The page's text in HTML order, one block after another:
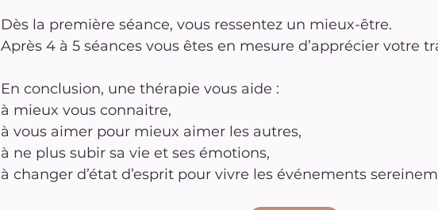
Dès la première séance, vous ressentez un mieux-être.
Après 4 à 5 séances vous êtes en mesure d’apprécier votre
En conclusion, une thérapie vous aide :
à mieux vous connaitre,
à vous aimer pour mieux aimer les autres,
à ne plus subir sa vie et ses émotions,
à changer d’état d’esprit pour vivre les événements